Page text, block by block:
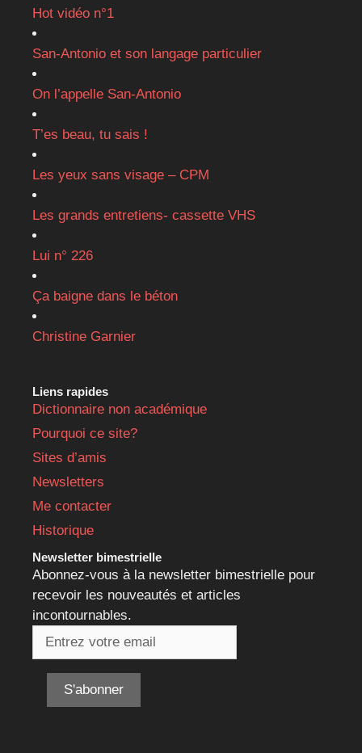
Hot vidéo n°1
San-Antonio et son langage particulier
On l’appelle San-Antonio
T’es beau, tu sais !
Les yeux sans visage – CPM
Les grands entretiens- cassette VHS
Lui n° 226
Ça baigne dans le béton
Christine Garnier
Liens rapides
Dictionnaire non académique
Pourquoi ce site?
Sites d’amis
Newsletters
Me contacter
Historique
Newsletter bimestrielle
Abonnez-vous à la newsletter bimestrielle pour
recevoir les nouveautés et articles
incontournables.